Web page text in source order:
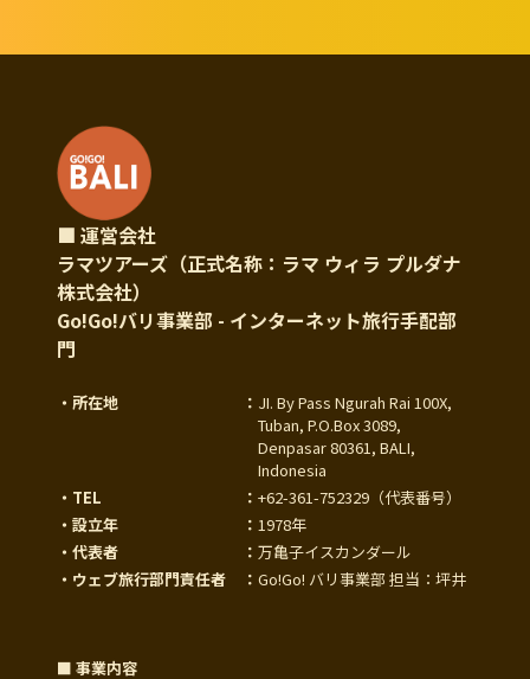
■ 運営会社
ラマツアーズ（正式名称：ラマ ウィラ プルダナ
株式会社）
Go!Go!バリ事業部 - インターネット旅行手配部
門
・所在地 ： JI. By Pass Ngurah Rai 100X,
Tuban, P.O.Box 3089,
Denpasar 80361, BALI,
Indonesia
・TEL
： +62-361-752329 （代表番号）
・設立年
： 1978年
・代表者
： 万亀子イスカンダール
・ウェブ旅行部門責任者
： Go!Go! バリ事業部 担当：坪井
■ 事業内容